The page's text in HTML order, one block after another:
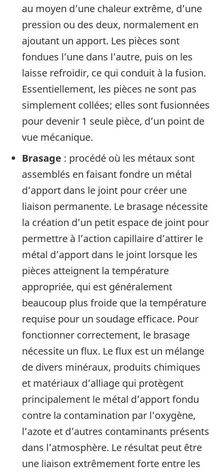
au moyen d’une chaleur extrême, d’une
pression ou des deux, normalement en
ajoutant un apport. Les pièces sont
fondues l’une dans l’autre, puis on les
laisse refroidir, ce qui conduit à la fusion.
Essentiellement, les pièces ne sont pas
simplement collées; elles sont fusionnées
pour devenir 1 seule pièce, d’un point de
vue mécanique.
Brasage : procédé où les métaux sont
assemblés en faisant fondre un métal
d’apport dans le joint pour créer une
liaison permanente. Le brasage nécessite
la création d’un petit espace de joint pour
permettre à l’action capillaire d’attirer le
métal d’apport dans le joint lorsque les
pièces atteignent la température
appropriée, qui est généralement
beaucoup plus froide que la température
requise pour un soudage efficace. Pour
fonctionner correctement, le brasage
nécessite un flux. Le flux est un mélange
de divers minéraux, produits chimiques
et matériaux d’alliage qui protègent
principalement le métal d’apport fondu
contre la contamination par l’oxygène,
l’azote et d’autres contaminants présents
dans l’atmosphère. Le résultat peut être
une liaison extrêmement forte entre les